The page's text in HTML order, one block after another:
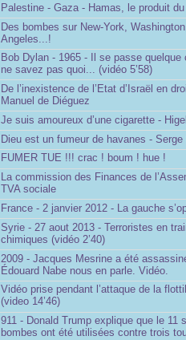
Palestine - Gaza - Hamas, le produit
Des bombes sur New-York,
Angeles...!
Bob Dylan - 1965 - Il se passe
ne savez pas quoi... (vidéo 5’58)
De l’inexistence de l’Etat d’Israël en
Manuel de Diéguez
Je suis amoureux d’une cigarette -
Dieu est un fumeur de havanes - Serge
FUMER TUE !!! crac ! boum ! hue !
La commission des Finances de
TVA sociale
France - 2 janvier 2012 - La gauche
Syrie - 27 aout 2013 - Terroristes en
chimiques (vidéo 2’40)
2009 - Jacques Mesrine a été
Édouard Nabe nous en parle. Vidéo.
Vidéo prise pendant l’attaque de la
(video 14’46)
911 - Donald Trump explique que le 11
bombes ont été utilisées contre trois